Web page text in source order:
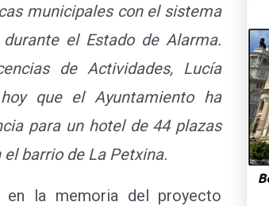
municipales con el sistema
el Estado de Alarma.
de Actividades, Lucía
que el Ayuntamiento ha
para un hotel de 44 plazas
barrio de La Petxina.
la memoria del proyecto